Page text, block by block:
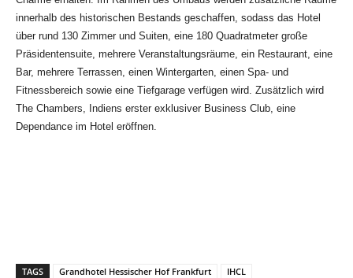
innerhalb des historischen Bestands geschaffen, sodass das Hotel
über rund 130 Zimmer und Suiten, eine 180 Quadratmeter große
Präsidentensuite, mehrere Veranstaltungsräume, ein Restaurant, eine
Bar, mehrere Terrassen, einen Wintergarten, einen Spa- und
Fitnessbereich sowie eine Tiefgarage verfügen wird. Zusätzlich wird
The Chambers, Indiens erster exklusiver Business Club, eine
Dependance im Hotel eröffnen.
TAGS Grandhotel Hessischer Hof Frankfurt
IHCL